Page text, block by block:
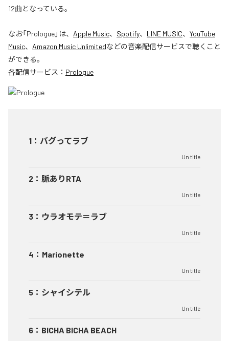
12曲となっている。
なお「Prologue」は、 Apple Music、 Spotify、 LINE MUSIC、 YouTube
Music、 Amazon Music Unlimitedなどの音楽配信サービスで聴くこと
ができる。
各配信サービス： Prologue
1 ： バグってラブ
Un title
2 ： 脈ありRTA
Un title
3 ： ウラオモテ＝ラブ
Un title
4 ： Marionette
Un title
5 ： シャイシテル
Un title
6 ： BICHA BICHA BEACH